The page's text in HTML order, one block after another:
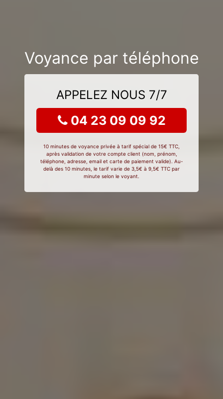
Voyance par téléphone
APPELEZ NOUS 7/7
04 23 09 09 92
10 minutes de voyance privée à tarif spécial de 15€ TTC,
après validation de votre compte client (nom, prénom,
téléphone, adresse, email et carte de paiement valide). Au-
delà des 10 minutes, le tarif varie de 3,5€ à 9,5€ TTC par
minute selon le voyant.